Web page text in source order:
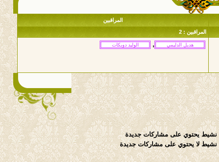
المراقبين
المراقبين : 2
,
يحتوي على مشاركات جديدة
لا يحتوي على مشاركات جديدة